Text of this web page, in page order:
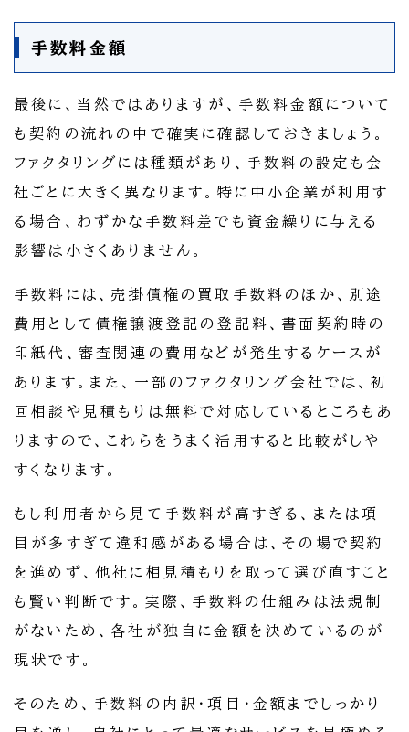
手数料金額
最後に、当然ではありますが、手数料金額について
も契約の流れの中で確実に確認しておきましょう。
ファクタリングには種類があり、手数料の設定も会
社ごとに大きく異なります。特に中小企業が利用す
る場合、わずかな手数料差でも資金繰りに与える
影響は小さくありません。
手数料には、売掛債権の買取手数料のほか、別途
費用として債権譲渡登記の登記料、書面契約時の
印紙代、審査関連の費用などが発生するケースが
あります。また、一部のファクタリング会社では、初
回相談や見積もりは無料で対応しているところもあ
りますので、これらをうまく活用すると比較がしや
すくなります。
もし利用者から見て手数料が高すぎる、または項
目が多すぎて違和感がある場合は、その場で契約
を進めず、他社に相見積もりを取って選び直すこと
も賢い判断です。実際、手数料の仕組みは法規制
がないため、各社が独自に金額を決めているのが
現状です。
そのため、手数料の内訳・項目・金額までしっかり